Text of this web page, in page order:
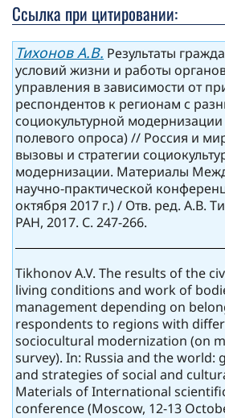
Ссылка при цитировании:
Тихонов А.В. Результаты
условий жизни и работы
управления в зависимости от
респондентов к регионам с
социокультурной
полевого опроса) // Россия и
вызовы и стратегии
модернизации. Материалы
научно-практической
октября 2017 г.) / Отв. ред. А.В.
РАН, 2017. С. 247-266.
Tikhonov A.V. The results of the
living conditions and work of
management depending on
respondents to regions with
sociocultural modernization (on
survey). In: Russia and the world:
and strategies of social and
Materials of International
conference (Moscow, 12-13